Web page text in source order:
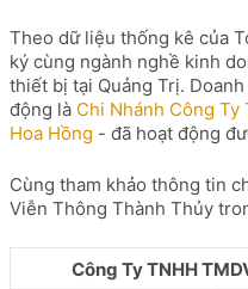
Theo dữ liệu thống kê của
ký cùng ngành nghề kinh
thiết bị tại Quảng Trị.
động là Chi Nhánh Công Ty
Hoa Hồng - đã hoạt động
Cùng tham khảo thông tin
Viễn Thông Thành Thủy
Công Ty TNHH